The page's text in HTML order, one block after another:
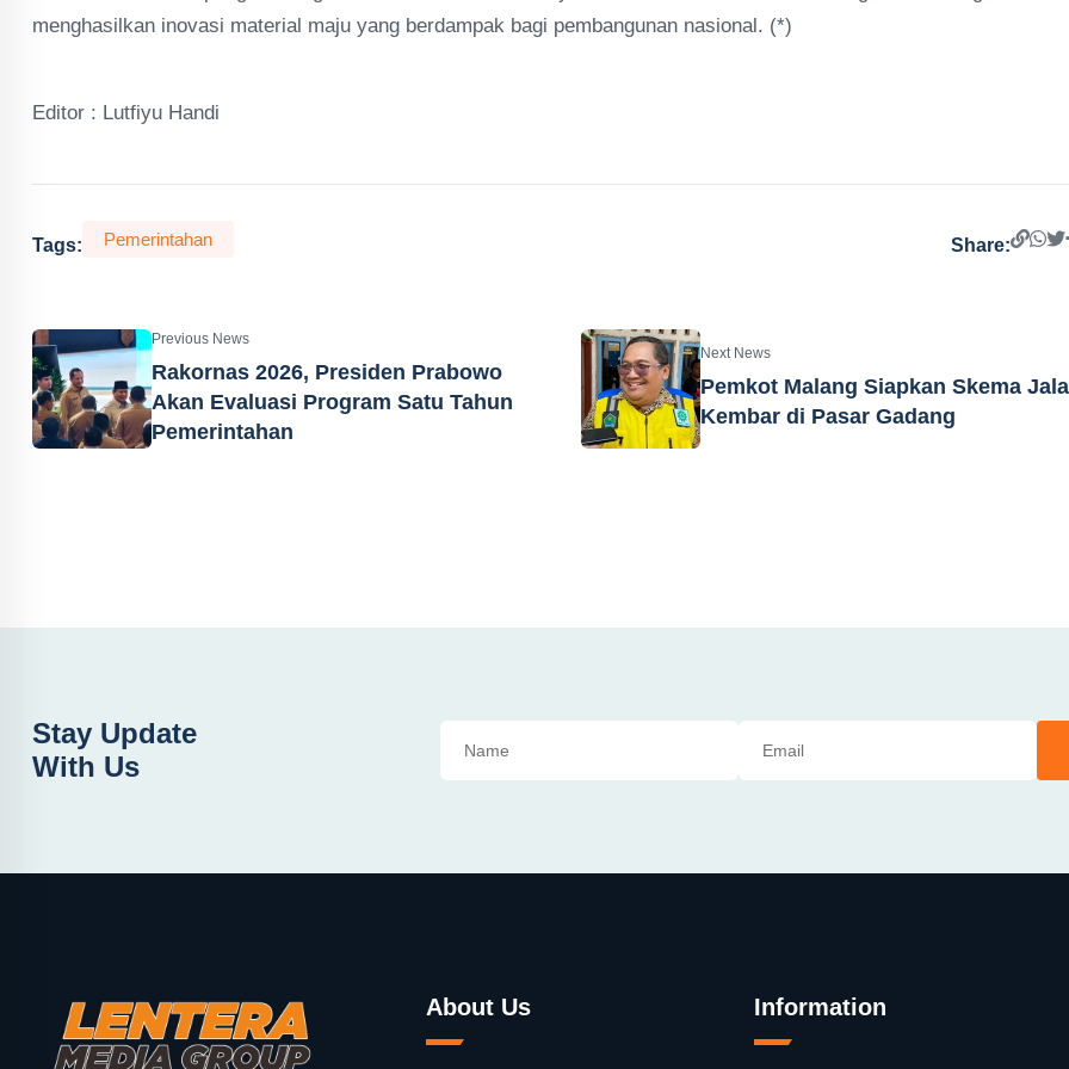
menghasilkan inovasi material maju yang berdampak bagi pembangunan nasional. (*)
Editor : Lutfiyu Handi
Tags: Pemerintahan Share:
Previous News
Rakornas 2026, Presiden Prabowo
Akan Evaluasi Program Satu Tahun
Pemerintahan
Next News
Pemkot Malang Siapkan Skema
Kembar di Pasar Gadang
Stay Update
With Us
About Us Information